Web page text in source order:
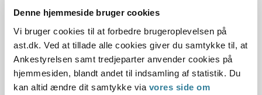
Denne hjemmeside bruger cookies
Vi bruger cookies til at forbedre brugeroplevelsen på
ast.dk. Ved at tillade alle cookies giver du samtykke til, at
Ankestyrelsen samt tredjeparter anvender cookies på
hjemmesiden, blandt andet til indsamling af statistik. Du
kan altid ændre dit samtykke via vores side om
Journalnummer
21178-92